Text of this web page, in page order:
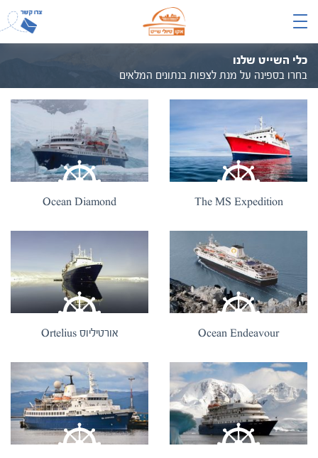
כלי השייט שלנו
בחרו בספינה על מנת לצפות בנתונים המלאים
The MS Expedition
Ocean Diamond
Ocean Endeavour אורטיליוס Ortelius